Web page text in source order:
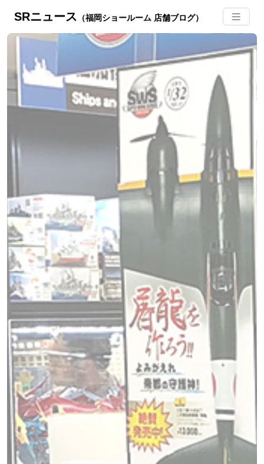
SRニュース （福岡ショールーム 店舗ブログ）